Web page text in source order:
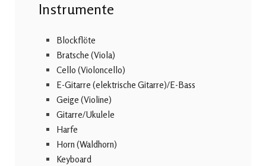
Instrumente
Blockflöte
Bratsche (Viola)
Cello (Violoncello)
E-Gitarre (elektrische Gitarre)/E-Bass
Geige (Violine)
Gitarre/Ukulele
Harfe
Horn (Waldhorn)
Keyboard